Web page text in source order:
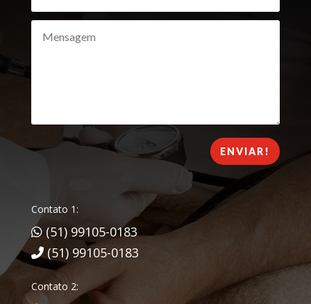
ENVIAR!
Contato 1:
(51) 99105-0183
(51) 99105-0183
Contato 2: